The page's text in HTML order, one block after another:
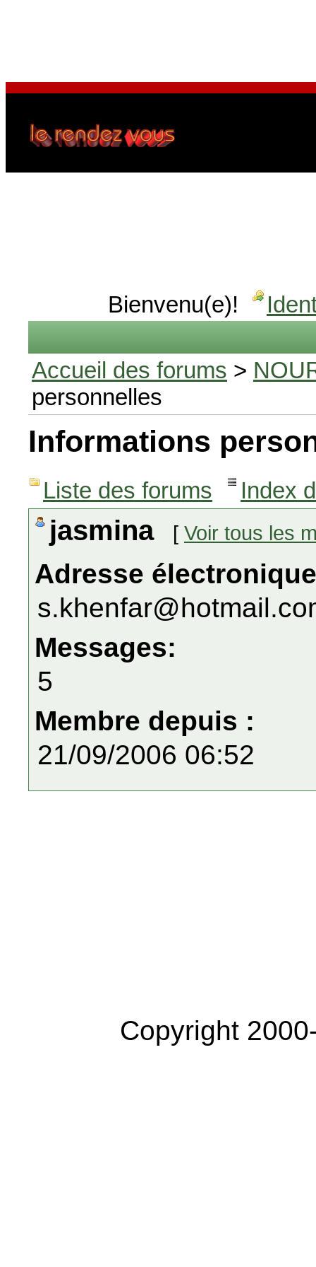
Bienvenu(e)!
Accueil des forums >
personnelles
Informations
Liste des forums Index
jasmina [ Voir tous les
Adresse
Messages:
5
Membre depuis :
21/09/2006 06:52
Copyright